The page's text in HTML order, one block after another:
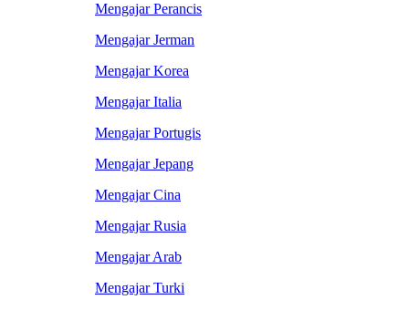
Mengajar Perancis
Mengajar Jerman
Mengajar Korea
Mengajar Italia
Mengajar Portugis
Mengajar Jepang
Mengajar Cina
Mengajar Rusia
Mengajar Arab
Mengajar Turki